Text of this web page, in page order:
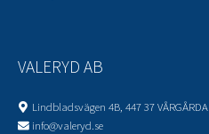
VALERYD AB
Lindbladsvägen 4B, 447 37 VÅRGÅRDA
info@valeryd.se